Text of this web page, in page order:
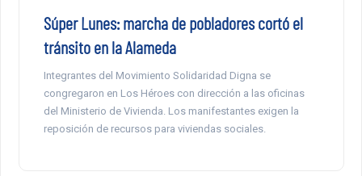
Súper Lunes: marcha de pobladores cortó el
tránsito en la Alameda
Integrantes del Movimiento Solidaridad Digna se
congregaron en Los Héroes con dirección a las oficinas
del Ministerio de Vivienda. Los manifestantes exigen la
reposición de recursos para viviendas sociales.